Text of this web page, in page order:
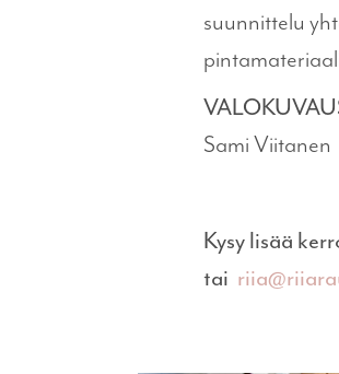
suunnittelu
Sami Viitanen
Kysy lisää
tai